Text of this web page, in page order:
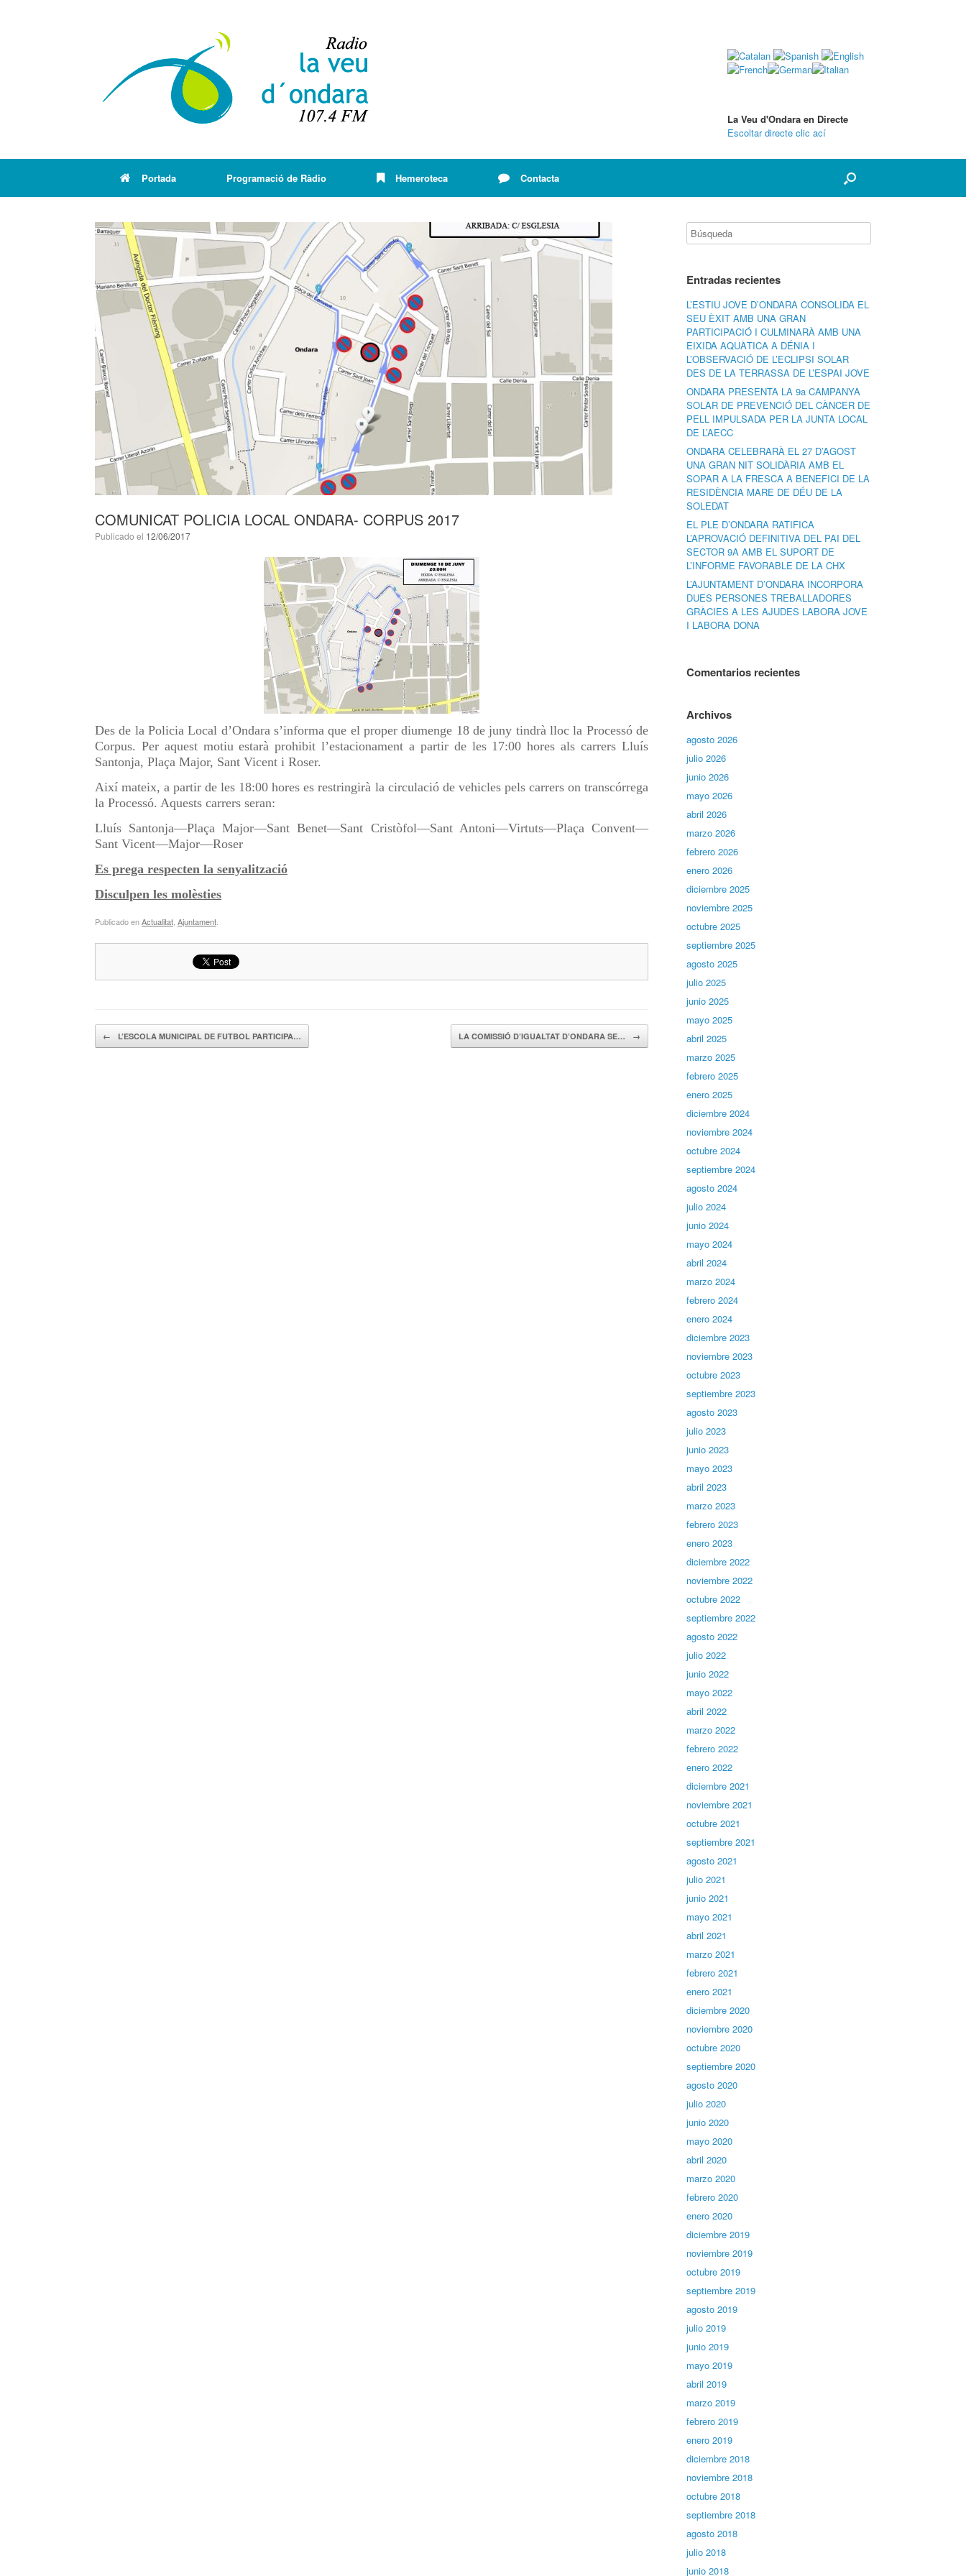
La Veu d'Ondara en Directe
Escoltar directe clic ací
Portada Programació de Ràdio Hemeroteca Contacta
COMUNICAT POLICIA LOCAL ONDARA- CORPUS 2017
Publicado el 12/06/2017
Des de la Policia Local d’Ondara s’informa que el proper diumenge 18 de juny tindrà lloc la Processó de
Corpus. Per aquest motiu estarà prohibit l’estacionament a partir de les 17:00 hores als carrers Lluís
Santonja, Plaça Major, Sant Vicent i Roser.
Així mateix, a partir de les 18:00 hores es restringirà la circulació de vehicles pels carrers on transcórrega
la Processó. Aquests carrers seran:
Lluís Santonja—Plaça Major—Sant Benet—Sant Cristòfol—Sant Antoni—Virtuts—Plaça Convent—
Sant Vicent—Major—Roser
Es prega respecten la senyalització
Disculpen les molèsties
Publicado enActualitat Ajuntament
Navegador de artículos
← L’ESCOLA MUNICIPAL DE FUTBOL PARTICIPA… LA COMISSIÓ D’IGUALTAT D’ONDARA SE… →
Entradas recientes
L’ESTIU JOVE D’ONDARA CONSOLIDA EL
SEU ÈXIT AMB UNA GRAN
PARTICIPACIÓ I CULMINARÀ AMB UNA
EIXIDA AQUÀTICA A DÉNIA I
L’OBSERVACIÓ DE L’ECLIPSI SOLAR
DES DE LA TERRASSA DE L’ESPAI JOVE
ONDARA PRESENTA LA 9a CAMPANYA
SOLAR DE PREVENCIÓ DEL CÀNCER DE
PELL IMPULSADA PER LA JUNTA LOCAL
DE L’AECC
ONDARA CELEBRARÀ EL 27 D’AGOST
UNA GRAN NIT SOLIDÀRIA AMB EL
SOPAR A LA FRESCA A BENEFICI DE LA
RESIDÈNCIA MARE DE DÉU DE LA
SOLEDAT
EL PLE D’ONDARA RATIFICA
L’APROVACIÓ DEFINITIVA DEL PAI DEL
SECTOR 9A AMB EL SUPORT DE
L’INFORME FAVORABLE DE LA CHX
L’AJUNTAMENT D’ONDARA INCORPORA
DUES PERSONES TREBALLADORES
GRÀCIES A LES AJUDES LABORA JOVE
I LABORA DONA
Comentarios recientes
Archivos
agosto 2026
julio 2026
junio 2026
mayo 2026
abril 2026
marzo 2026
febrero 2026
enero 2026
diciembre 2025
noviembre 2025
octubre 2025
septiembre 2025
agosto 2025
julio 2025
junio 2025
mayo 2025
abril 2025
marzo 2025
febrero 2025
enero 2025
diciembre 2024
noviembre 2024
octubre 2024
septiembre 2024
agosto 2024
julio 2024
junio 2024
mayo 2024
abril 2024
marzo 2024
febrero 2024
enero 2024
diciembre 2023
noviembre 2023
octubre 2023
septiembre 2023
agosto 2023
julio 2023
junio 2023
mayo 2023
abril 2023
marzo 2023
febrero 2023
enero 2023
diciembre 2022
noviembre 2022
octubre 2022
septiembre 2022
agosto 2022
julio 2022
junio 2022
mayo 2022
abril 2022
marzo 2022
febrero 2022
enero 2022
diciembre 2021
noviembre 2021
octubre 2021
septiembre 2021
agosto 2021
julio 2021
junio 2021
mayo 2021
abril 2021
marzo 2021
febrero 2021
enero 2021
diciembre 2020
noviembre 2020
octubre 2020
septiembre 2020
agosto 2020
julio 2020
junio 2020
mayo 2020
abril 2020
marzo 2020
febrero 2020
enero 2020
diciembre 2019
noviembre 2019
octubre 2019
septiembre 2019
agosto 2019
julio 2019
junio 2019
mayo 2019
abril 2019
marzo 2019
febrero 2019
enero 2019
diciembre 2018
noviembre 2018
octubre 2018
septiembre 2018
agosto 2018
julio 2018
junio 2018